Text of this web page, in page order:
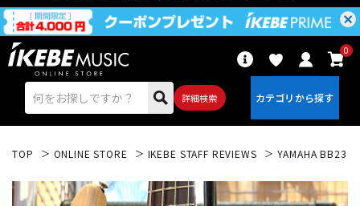
詳細検索
0
TOP ONLINE STORE IKEBE STAFF REVIEWS YAMAHA